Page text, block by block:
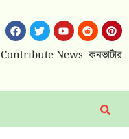
Contribute News কনভার্টার